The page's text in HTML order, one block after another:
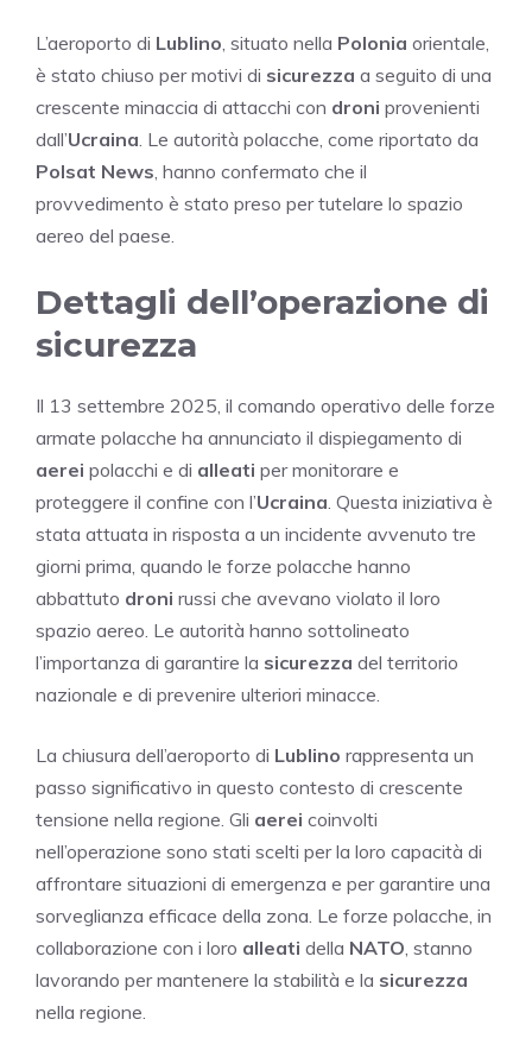
L’aeroporto di Lublino, situato nella Polonia orientale,
è stato chiuso per motivi di sicurezza a seguito di una
crescente minaccia di attacchi con droni provenienti
dall’Ucraina. Le autorità polacche, come riportato da
Polsat News, hanno confermato che il
provvedimento è stato preso per tutelare lo spazio
aereo del paese.
Dettagli dell’operazione di
sicurezza
Il 13 settembre 2025, il comando operativo delle forze
armate polacche ha annunciato il dispiegamento di
aerei polacchi e di alleati per monitorare e
proteggere il confine con l’Ucraina. Questa iniziativa è
stata attuata in risposta a un incidente avvenuto tre
giorni prima, quando le forze polacche hanno
abbattuto droni russi che avevano violato il loro
spazio aereo. Le autorità hanno sottolineato
l’importanza di garantire la sicurezza del territorio
nazionale e di prevenire ulteriori minacce.
La chiusura dell’aeroporto di Lublino rappresenta un
passo significativo in questo contesto di crescente
tensione nella regione. Gli aerei coinvolti
nell’operazione sono stati scelti per la loro capacità di
affrontare situazioni di emergenza e per garantire una
sorveglianza efficace della zona. Le forze polacche, in
collaborazione con i loro alleati della NATO, stanno
lavorando per mantenere la stabilità e la sicurezza
nella regione.